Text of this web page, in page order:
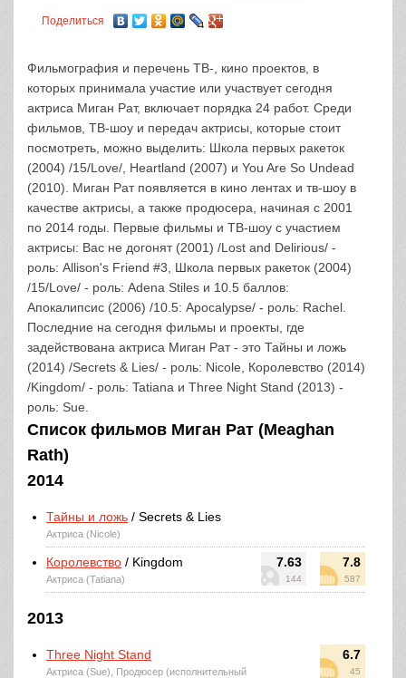
Поделиться
Фильмография и перечень ТВ-, кино проектов, в
которых принимала участие или участвует сегодня
актриса Миган Рат, включает порядка 24 работ. Среди
фильмов, ТВ-шоу и передач актрисы, которые стоит
посмотреть, можно выделить: Школа первых ракеток
(2004) /15/Love/, Heartland (2007) и You Are So Undead
(2010). Миган Рат появляется в кино лентах и тв-шоу в
качестве актрисы, а также продюсера, начиная с 2001
по 2014 годы. Первые фильмы и ТВ-шоу с участием
актрисы: Вас не догонят (2001) /Lost and Delirious/ -
роль: Allison's Friend #3, Школа первых ракеток (2004)
/15/Love/ - роль: Adena Stiles и 10.5 баллов:
Апокалипсис (2006) /10.5: Apocalypse/ - роль: Rachel.
Последние на сегодня фильмы и проекты, где
задействована актриса Миган Рат - это Тайны и ложь
(2014) /Secrets & Lies/ - роль: Nicole, Королевство (2014)
/Kingdom/ - роль: Tatiana и Three Night Stand (2013) -
роль: Sue.
Список фильмов Миган Рат (Meaghan
Rath)
2014
Тайны и ложь / Secrets & Lies
Актриса (Nicole)
7.63
144
7.8
587
Королевство / Kingdom
Актриса (Tatiana)
2013
6.7
45
Three Night Stand
Актриса (Sue), Продюсер (исполнительный